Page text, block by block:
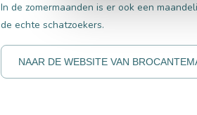
In de zomermaanden is er ook een
de echte schatzoekers.
NAAR DE WEBSITE VAN